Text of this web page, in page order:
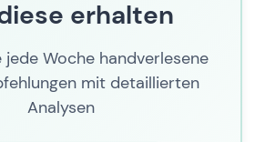
erhalten
jede Woche handverlesene
mit detaillierten
Analysen